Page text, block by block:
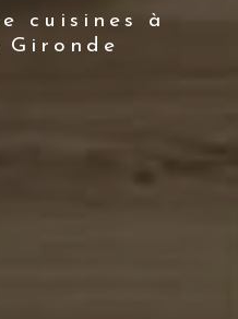
cuisines à
Gironde